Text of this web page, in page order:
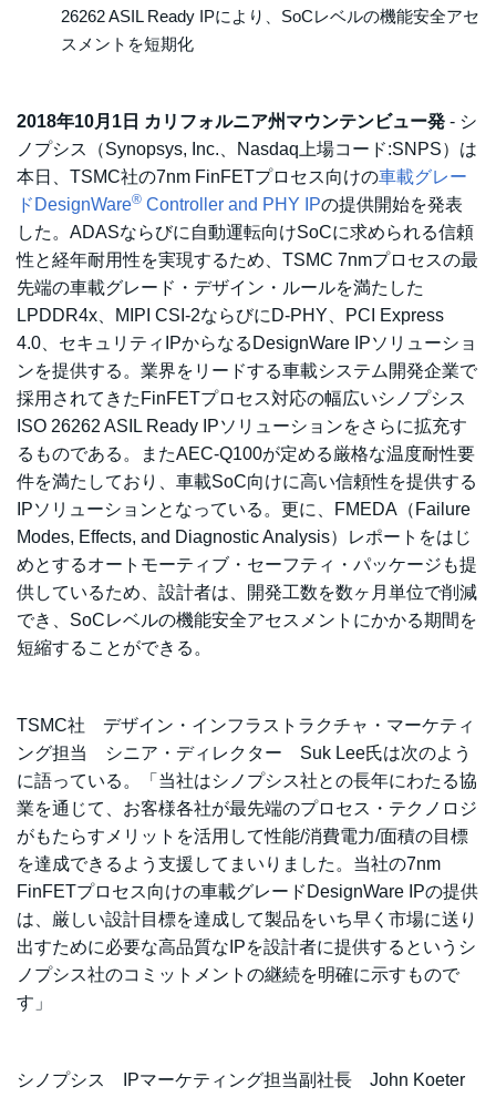
26262 ASIL Ready IPにより、SoCレベルの機能安全アセ
スメントを短期化
2018年10月1日 カリフォルニア州マウンテンビュー発 - シ
ノプシス（Synopsys, Inc.、Nasdaq上場コード:SNPS）は
本日、TSMC社の7nm FinFETプロセス向けの車載グレー
ドDesignWare® Controller and PHY IPの提供開始を発表
した。ADASならびに自動運転向けSoCに求められる信頼
性と経年耐用性を実現するため、TSMC 7nmプロセスの最
先端の車載グレード・デザイン・ルールを満たした
LPDDR4x、MIPI CSI-2ならびにD-PHY、PCI Express
4.0、セキュリティIPからなるDesignWare IPソリューショ
ンを提供する。業界をリードする車載システム開発企業で
採用されてきたFinFETプロセス対応の幅広いシノプシス
ISO 26262 ASIL Ready IPソリューションをさらに拡充す
るものである。またAEC-Q100が定める厳格な温度耐性要
件を満たしており、車載SoC向けに高い信頼性を提供する
IPソリューションとなっている。更に、FMEDA（Failure
Modes, Effects, and Diagnostic Analysis）レポートをはじ
めとするオートモーティブ・セーフティ・パッケージも提
供しているため、設計者は、開発工数を数ヶ月単位で削減
でき、SoCレベルの機能安全アセスメントにかかる期間を
短縮することができる。
TSMC社 デザイン・インフラストラクチャ・マーケティ
ング担当 シニア・ディレクター Suk Lee氏は次のよう
に語っている。「当社はシノプシス社との長年にわたる協
業を通じて、お客様各社が最先端のプロセス・テクノロジ
がもたらすメリットを活用して性能/消費電力/面積の目標
を達成できるよう支援してまいりました。当社の7nm
FinFETプロセス向けの車載グレードDesignWare IPの提供
は、厳しい設計目標を達成して製品をいち早く市場に送り
出すために必要な高品質なIPを設計者に提供するというシ
ノプシス社のコミットメントの継続を明確に示すもので
す」
シノプシス IPマーケティング担当副社長 John Koeter